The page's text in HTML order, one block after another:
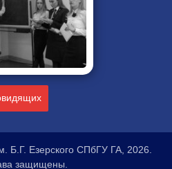
Б.Г. Езерского СПбГУ ГА, 2026.
защищены.